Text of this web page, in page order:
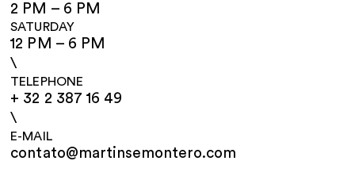
2 PM – 6 PM
SATURDAY
12 PM – 6 PM
\
TELEPHONE
+ 32 2 387 16 49
\
E-MAIL
contato@martinsemontero.com